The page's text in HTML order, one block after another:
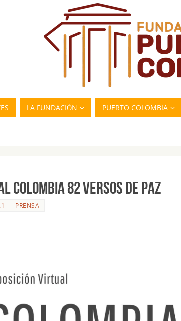
LA FUNDACIÓN PUERTO COLOMBIA
COLOMBIA 82 VERSOS DE PAZ
PRENSA